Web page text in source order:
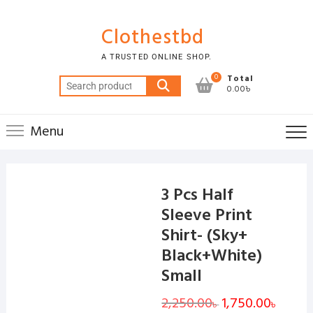
Clothestbd
A TRUSTED ONLINE SHOP.
Search
for:
0 Total
0.00৳
Menu
3 Pcs Half
Sleeve Print
Shirt- (Sky+
Black+White)
Small
2,250.00৳ Original
1,750.00৳